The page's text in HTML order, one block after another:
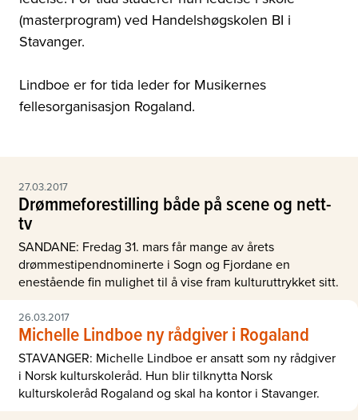
(masterprogram) ved Handelshøgskolen BI i
Stavanger.
Lindboe er for tida leder for Musikernes
fellesorganisasjon Rogaland.
27.03.2017
Drømmeforestilling både på scene og nett-
tv
SANDANE: Fredag 31. mars får mange av årets
drømmestipendnominerte i Sogn og Fjordane en
enestående fin mulighet til å vise fram kulturuttrykket sitt.
26.03.2017
Michelle Lindboe ny rådgiver i Rogaland
STAVANGER: Michelle Lindboe er ansatt som ny rådgiver
i Norsk kulturskoleråd. Hun blir tilknytta Norsk
kulturskoleråd Rogaland og skal ha kontor i Stavanger.